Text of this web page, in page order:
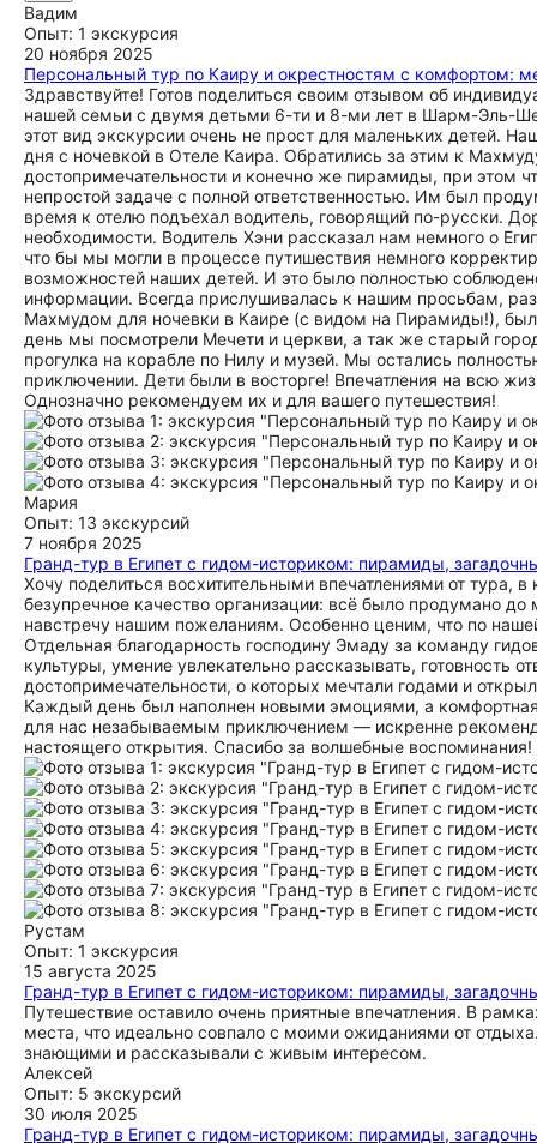
Вадим
Опыт: 1 экскурсия
20 ноября 2025
Персональный тур по Каиру и окрестностям с комфортом:
Здравствуйте! Готов поделиться своим отзывом об
нашей семьи с двумя детьми 6-ти и 8-ми лет в Шарм-Эль-
этот вид экскурсии очень не прост для маленьких детей.
дня с ночевкой в Отеле Каира. Обратились за этим к
достопримечательности и конечно же пирамиды, при этом
непростой задаче с полной ответственностью. Им был
время к отелю подъехал водитель, говорящий по-русски.
необходимости. Водитель Хэни рассказал нам немного о
что бы мы могли в процессе путишествия немного
возможностей наших детей. И это было полностью
информации. Всегда прислушивалась к нашим просьбам,
Махмудом для ночевки в Каире (с видом на Пирамиды!),
день мы посмотрели Мечети и церкви, а так же старый
прогулка на корабле по Нилу и музей. Мы остались
приключении. Дети были в восторге! Впечатления на всю
Однозначно рекомендуем их и для вашего путешествия!
Мария
Опыт: 13 экскурсий
7 ноября 2025
Гранд-тур в Египет с гидом-историком: пирамиды,
Хочу поделиться восхитительными впечатлениями от
безупречное качество организации: всё было продумано
навстречу нашим пожеланиям. Особенно ценим, что по
Отдельная благодарность господину Эмаду за команду
культуры, умение увлекательно рассказывать,
достопримечательности, о которых мечтали годами и
Каждый день был наполнен новыми эмоциями, а комфортная
для нас незабываемым приключением — искренне
настоящего открытия. Спасибо за волшебные воспоминания!
Рустам
Опыт: 1 экскурсия
15 августа 2025
Гранд-тур в Египет с гидом-историком: пирамиды,
Путешествие оставило очень приятные впечатления. В
места, что идеально совпало с моими ожиданиями от
знающими и рассказывали с живым интересом.
Алексей
Опыт: 5 экскурсий
30 июля 2025
Гранд-тур в Египет с гидом-историком: пирамиды,